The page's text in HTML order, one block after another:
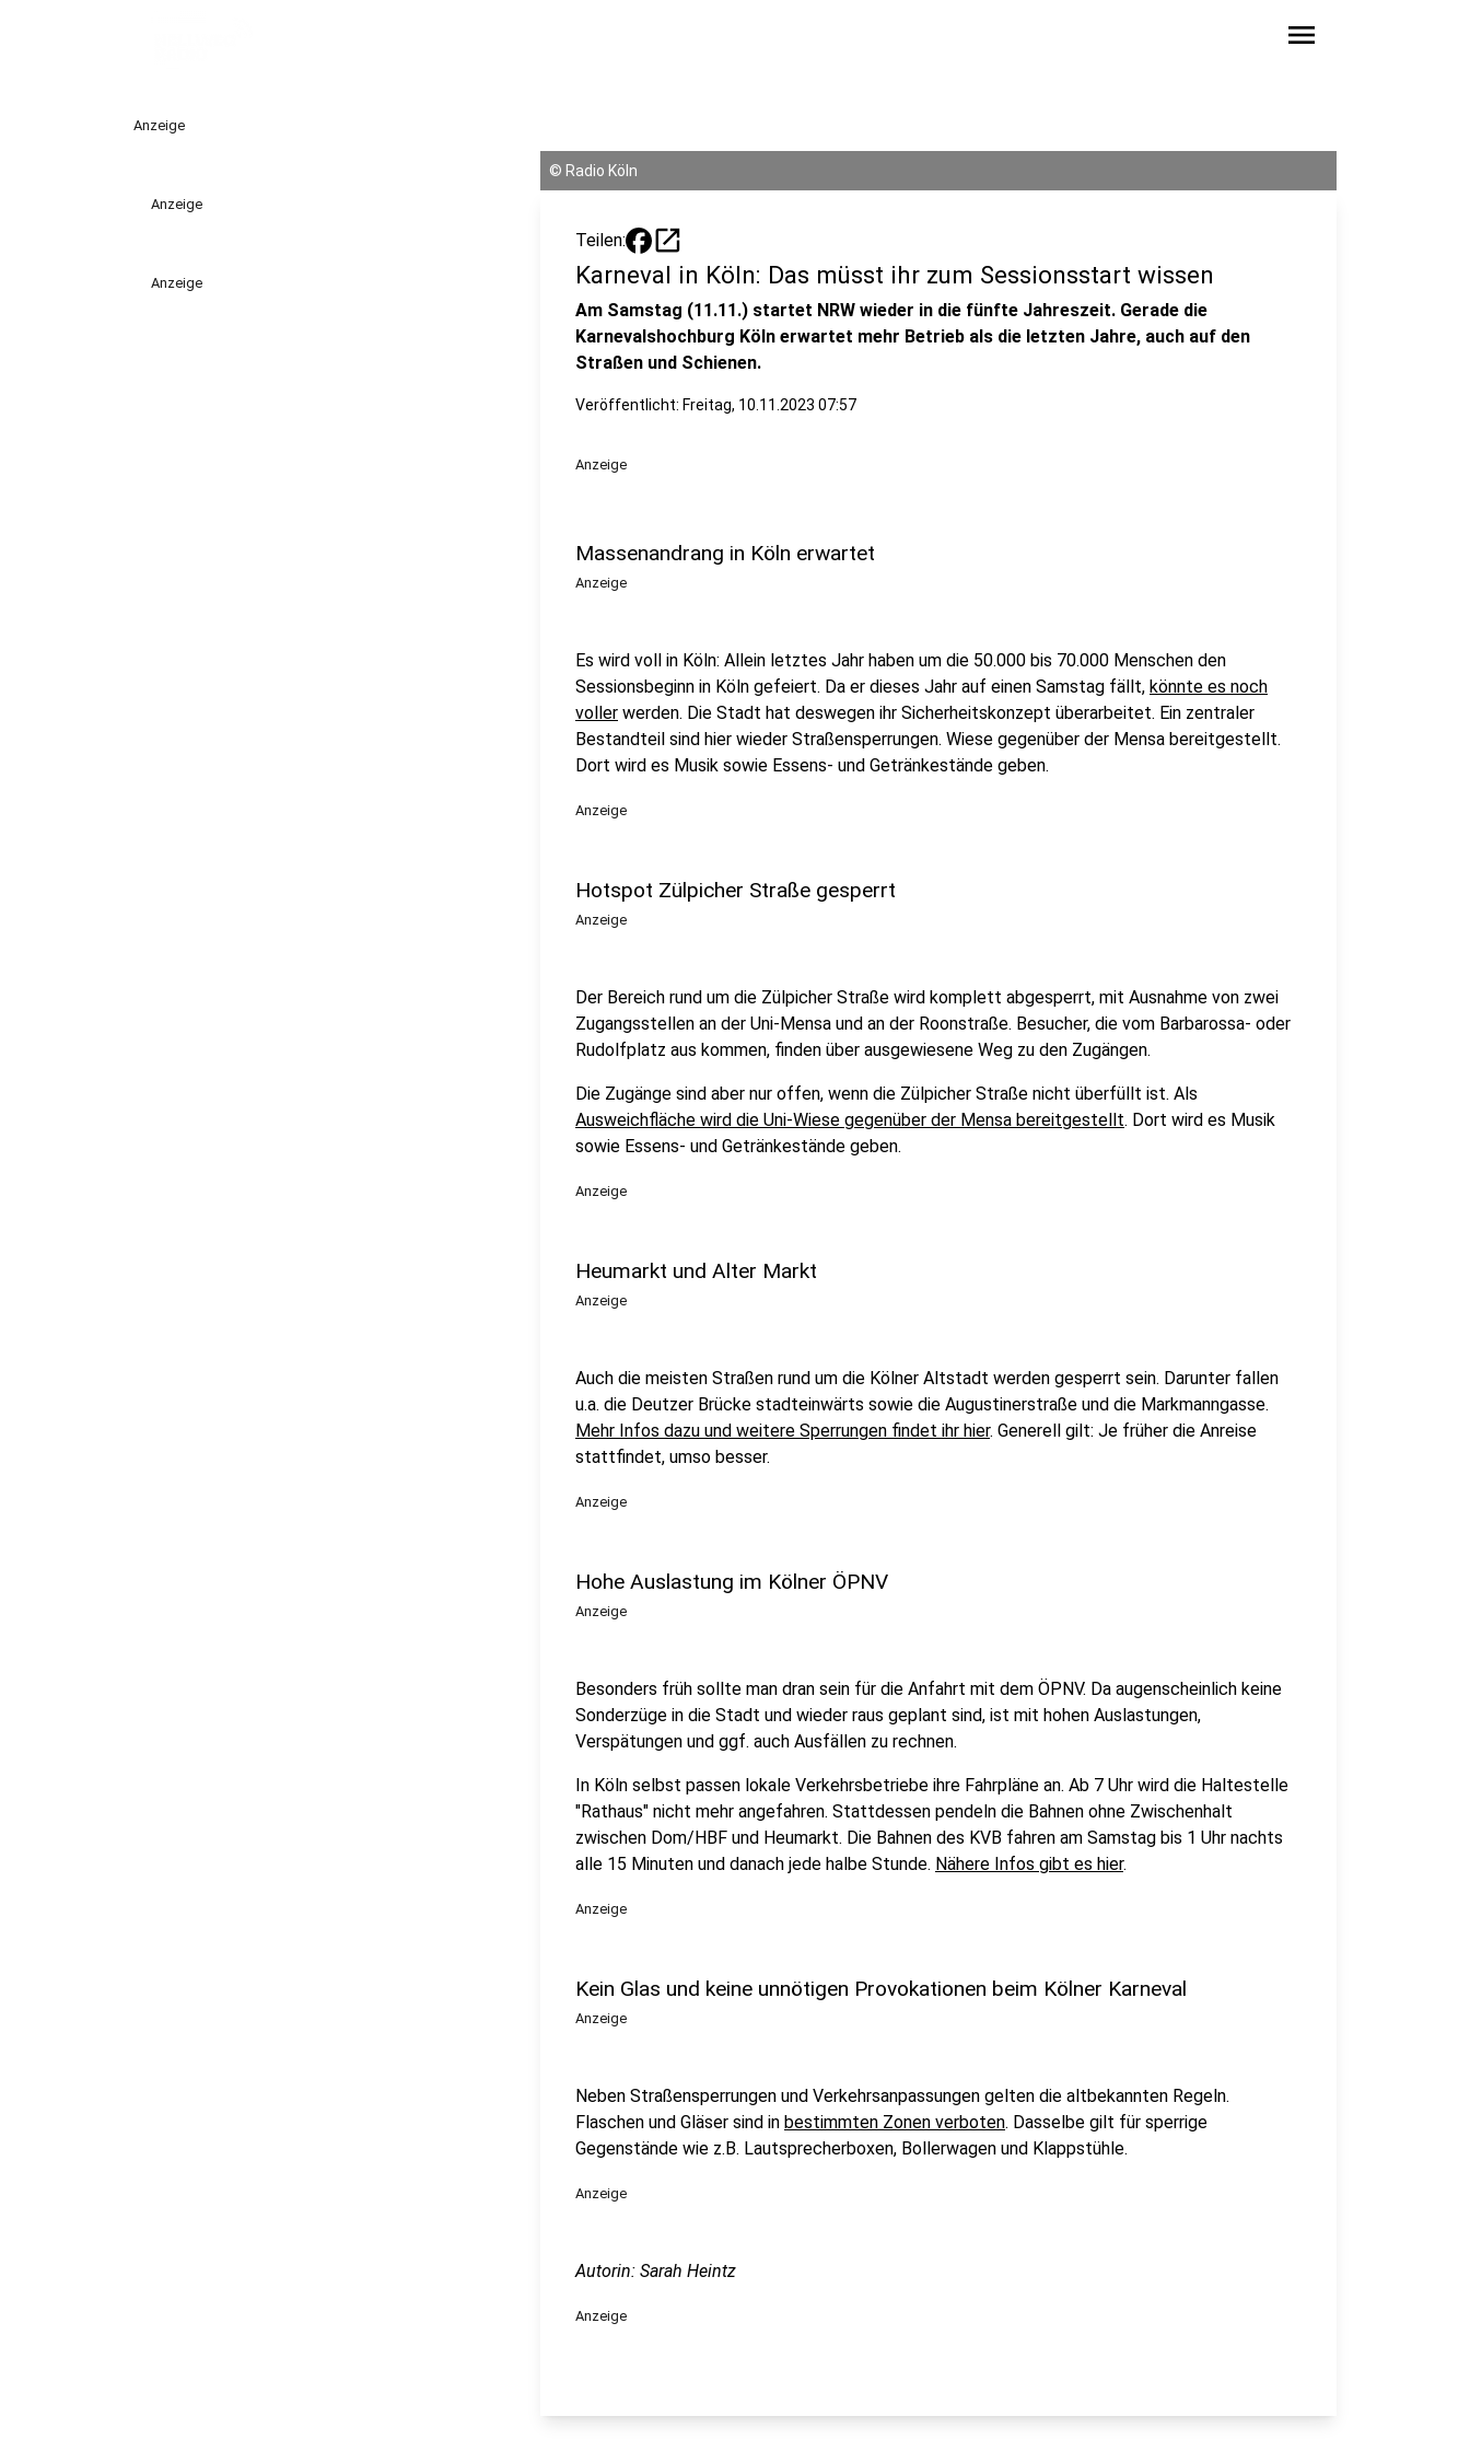
menu
Anzeige
Anzeige
Anzeige
© Radio Köln
Teilen: open_in_new
Karneval in Köln: Das müsst ihr zum Sessionsstart wissen
Am Samstag (11.11.) startet NRW wieder in die fünfte Jahreszeit. Gerade die
Karnevalshochburg Köln erwartet mehr Betrieb als die letzten Jahre, auch auf den
Straßen und Schienen.
Veröffentlicht: Freitag, 10.11.2023 07:57
Anzeige
Massenandrang in Köln erwartet
Anzeige
Es wird voll in Köln: Allein letztes Jahr haben um die 50.000 bis 70.000 Menschen den
Sessionsbeginn in Köln gefeiert. Da er dieses Jahr auf einen Samstag fällt, könnte es noch
voller werden. Die Stadt hat deswegen ihr Sicherheitskonzept überarbeitet. Ein zentraler
Bestandteil sind hier wieder Straßensperrungen. Wiese gegenüber der Mensa bereitgestellt.
Dort wird es Musik sowie Essens- und Getränkestände geben.
Anzeige
Hotspot Zülpicher Straße gesperrt
Anzeige
Der Bereich rund um die Zülpicher Straße wird komplett abgesperrt, mit Ausnahme von zwei
Zugangsstellen an der Uni-Mensa und an der Roonstraße. Besucher, die vom Barbarossa- oder
Rudolfplatz aus kommen, finden über ausgewiesene Weg zu den Zugängen.
Die Zugänge sind aber nur offen, wenn die Zülpicher Straße nicht überfüllt ist. Als
Ausweichfläche wird die Uni-Wiese gegenüber der Mensa bereitgestellt. Dort wird es Musik
sowie Essens- und Getränkestände geben.
Anzeige
Heumarkt und Alter Markt
Anzeige
Auch die meisten Straßen rund um die Kölner Altstadt werden gesperrt sein. Darunter fallen
u.a. die Deutzer Brücke stadteinwärts sowie die Augustinerstraße und die Markmanngasse.
Mehr Infos dazu und weitere Sperrungen findet ihr hier. Generell gilt: Je früher die Anreise
stattfindet, umso besser.
Anzeige
Hohe Auslastung im Kölner ÖPNV
Anzeige
Besonders früh sollte man dran sein für die Anfahrt mit dem ÖPNV. Da augenscheinlich keine
Sonderzüge in die Stadt und wieder raus geplant sind, ist mit hohen Auslastungen,
Verspätungen und ggf. auch Ausfällen zu rechnen.
In Köln selbst passen lokale Verkehrsbetriebe ihre Fahrpläne an. Ab 7 Uhr wird die Haltestelle
"Rathaus" nicht mehr angefahren. Stattdessen pendeln die Bahnen ohne Zwischenhalt
zwischen Dom/HBF und Heumarkt. Die Bahnen des KVB fahren am Samstag bis 1 Uhr nachts
alle 15 Minuten und danach jede halbe Stunde. Nähere Infos gibt es hier.
Anzeige
Kein Glas und keine unnötigen Provokationen beim Kölner Karneval
Anzeige
Neben Straßensperrungen und Verkehrsanpassungen gelten die altbekannten Regeln.
Flaschen und Gläser sind in bestimmten Zonen verboten. Dasselbe gilt für sperrige
Gegenstände wie z.B. Lautsprecherboxen, Bollerwagen und Klappstühle.
Anzeige
Autorin: Sarah Heintz
Anzeige